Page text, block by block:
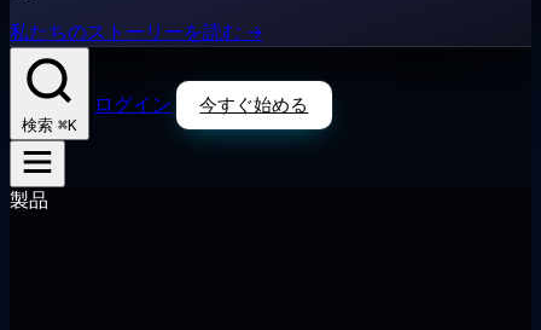
私たちのストーリーを読む →
検索 ⌘K
ログイン 今すぐ始める
製品